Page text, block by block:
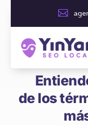

de los